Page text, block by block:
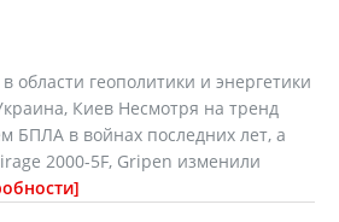
области геополитики и энергетики
Киев Несмотря на тренд
БПЛА в войнах последних лет, а
2000-5F, Gripen изменили